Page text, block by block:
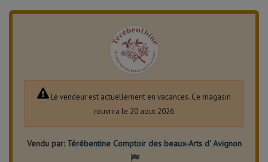
Le vendeur est actuellement en vacances. Ce magasin
rouvrira le 20 aout 2026
Vendu par: Térébentine Comptoir des beaux-Arts d' Avignon